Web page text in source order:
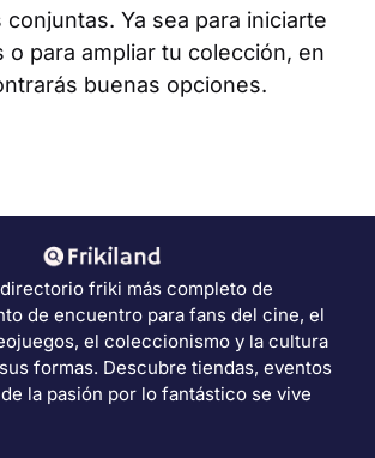
conjuntas. Ya sea para iniciarte
o para ampliar tu colección, en
buenas opciones.
friki más completo de
de encuentro para fans del cine, el
el coleccionismo y la cultura
formas. Descubre tiendas, eventos
la pasión por lo fantástico se vive